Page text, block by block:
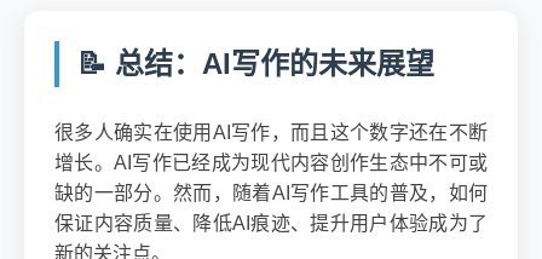
📝 总结：AI写作的未来展望
很多人确实在使用AI写作，而且这个数字还在不断
增长。AI写作已经成为现代内容创作生态中不可或
缺的一部分。然而，随着AI写作工具的普及，如何
保证内容质量、降低AI痕迹、提升用户体验成为了
新的关注点。